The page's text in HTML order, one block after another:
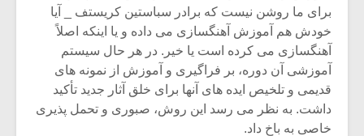
براى ما روشن نیست که برادر سباستین کریستف _ آیا
خودش هم آموزش آهنگسازى مى داده و یا اینکه اصلاً
آهنگسازى مى کرده است یا خیر. در هر حال سیستم
آموزشى آن دوره، بر فراگیرى و آموزش از نمونه هاى
قدیمى و تلخیص ایده هاى آنها براى خلق آثار جدید تأکید
داشت. به نظر مى رسد این روش، صبورى و تحمل پذیرى
خاصى به باخ داد.